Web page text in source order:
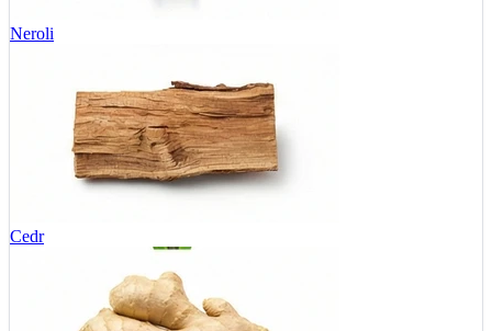
Neroli
Cedr